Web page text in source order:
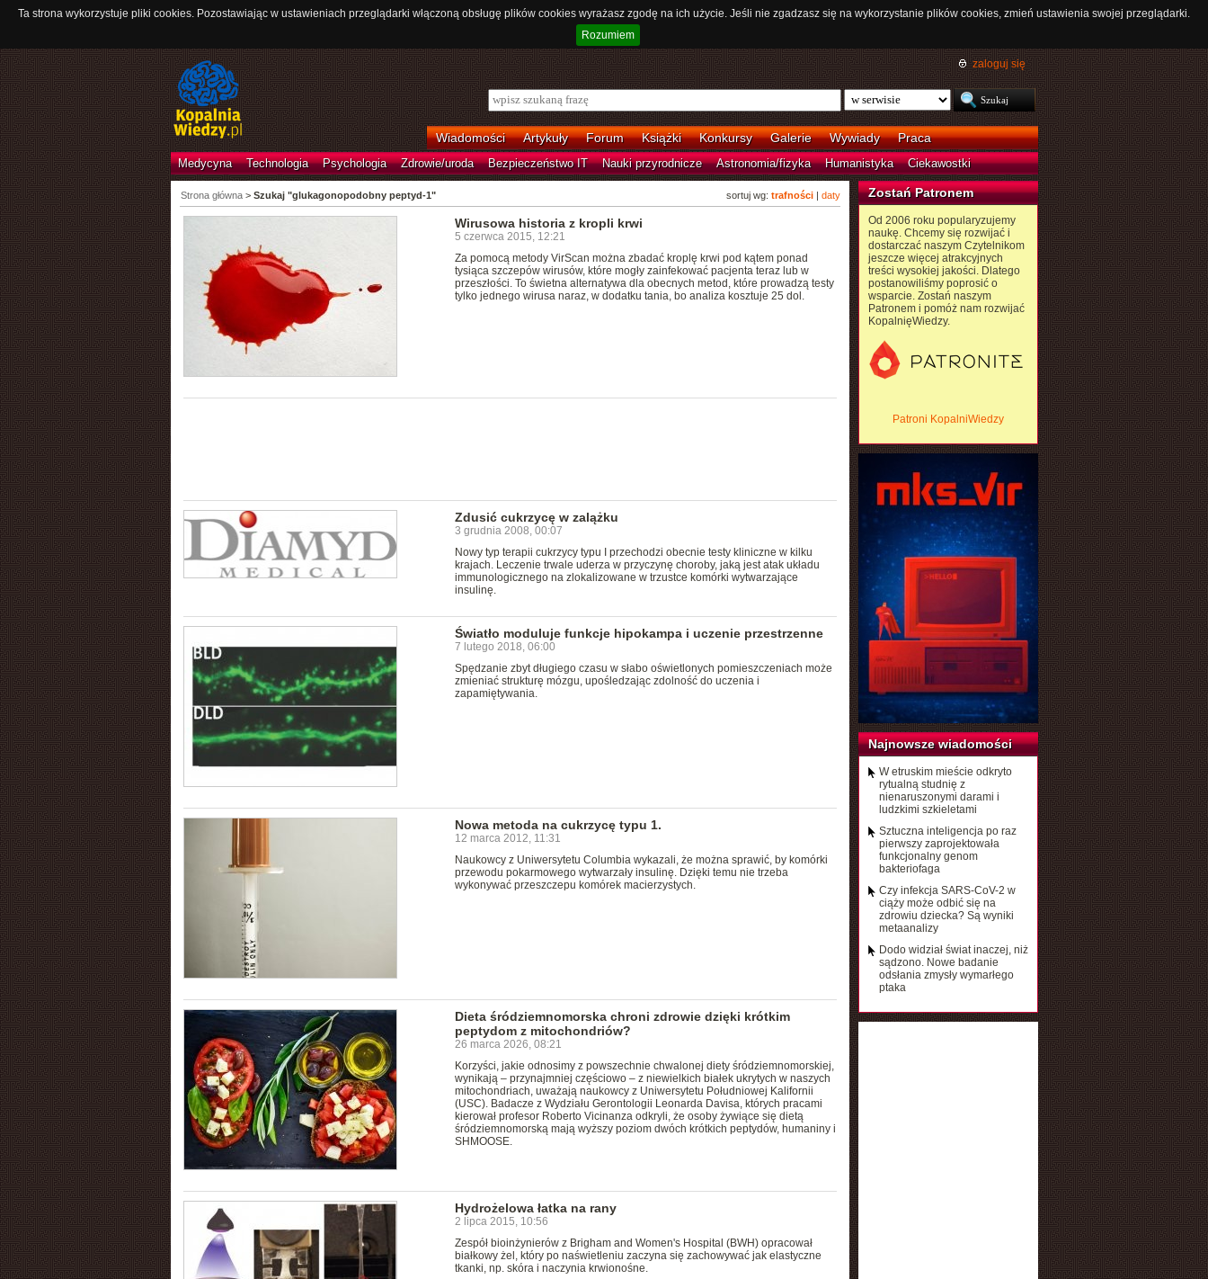
Ta strona wykorzystuje pliki cookies. Pozostawiając w ustawieniach przeglądarki włączoną obsługę plików cookies wyrażasz zgodę na ich użycie. Jeśli nie zgadzasz się na wykorzystanie plików cookies, zmień ustawienia swojej przeglądarki.
Rozumiem
zaloguj się
Wiadomości Artykuły Forum Książki Konkursy Galerie Wywiady Praca
Medycyna Technologia Psychologia Zdrowie/uroda Bezpieczeństwo IT Nauki przyrodnicze Astronomia/fizyka Humanistyka Ciekawostki
sortuj wg: trafności| daty
Strona główna> Szukaj "glukagonopodobny peptyd-1"
Wirusowa historia z kropli krwi
5 czerwca 2015, 12:21
Za pomocą metody VirScan można zbadać kroplę krwi pod kątem ponad
tysiąca szczepów wirusów, które mogły zainfekować pacjenta teraz lub w
przeszłości. To świetna alternatywa dla obecnych metod, które prowadzą testy
tylko jednego wirusa naraz, w dodatku tania, bo analiza kosztuje 25 dol.
Zdusić cukrzycę w zalążku
3 grudnia 2008, 00:07
Nowy typ terapii cukrzycy typu I przechodzi obecnie testy kliniczne w kilku
krajach. Leczenie trwale uderza w przyczynę choroby, jaką jest atak układu
immunologicznego na zlokalizowane w trzustce komórki wytwarzające
insulinę.
Światło moduluje funkcje hipokampa i uczenie przestrzenne
7 lutego 2018, 06:00
Spędzanie zbyt długiego czasu w słabo oświetlonych pomieszczeniach może
zmieniać strukturę mózgu, upośledzając zdolność do uczenia i
zapamiętywania.
Nowa metoda na cukrzycę typu 1.
12 marca 2012, 11:31
Naukowcy z Uniwersytetu Columbia wykazali, że można sprawić, by komórki
przewodu pokarmowego wytwarzały insulinę. Dzięki temu nie trzeba
wykonywać przeszczepu komórek macierzystych.
Dieta śródziemnomorska chroni zdrowie dzięki krótkim
peptydom z mitochondriów?
26 marca 2026, 08:21
Korzyści, jakie odnosimy z powszechnie chwalonej diety śródziemnomorskiej,
wynikają – przynajmniej częściowo – z niewielkich białek ukrytych w naszych
mitochondriach, uważają naukowcy z Uniwersytetu Południowej Kalifornii
(USC). Badacze z Wydziału Gerontologii Leonarda Davisa, których pracami
kierował profesor Roberto Vicinanza odkryli, że osoby żywiące się dietą
śródziemnomorską mają wyższy poziom dwóch krótkich peptydów, humaniny i
SHMOOSE.
Hydrożelowa łatka na rany
2 lipca 2015, 10:56
Zespół bioinżynierów z Brigham and Women's Hospital (BWH) opracował
białkowy żel, który po naświetleniu zaczyna się zachowywać jak elastyczne
tkanki, np. skóra i naczynia krwionośne.
Zostań Patronem
Od 2006 roku popularyzujemy
naukę. Chcemy się rozwijać i
dostarczać naszym Czytelnikom
jeszcze więcej atrakcyjnych
treści wysokiej jakości. Dlatego
postanowiliśmy poprosić o
wsparcie. Zostań naszym
Patronem i pomóż nam rozwijać
KopalnięWiedzy.
Patroni KopalniWiedzy
Najnowsze wiadomości
W etruskim mieście odkryto
rytualną studnię z
nienaruszonymi darami i
ludzkimi szkieletami
Sztuczna inteligencja po raz
pierwszy zaprojektowała
funkcjonalny genom
bakteriofaga
Czy infekcja SARS-CoV-2 w
ciąży może odbić się na
zdrowiu dziecka? Są wyniki
metaanalizy
Dodo widział świat inaczej, niż
sądzono. Nowe badanie
odsłania zmysły wymarłego
ptaka